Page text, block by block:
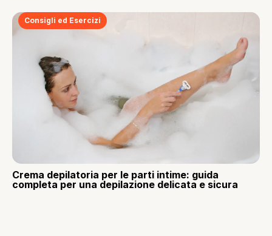
Consigli ed Esercizi
Crema depilatoria per le parti intime: guida
completa per una depilazione delicata e sicura